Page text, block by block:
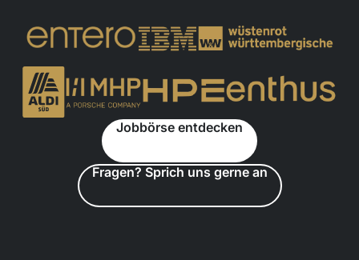
Jobbörse entdecken
Fragen? Sprich uns gerne an